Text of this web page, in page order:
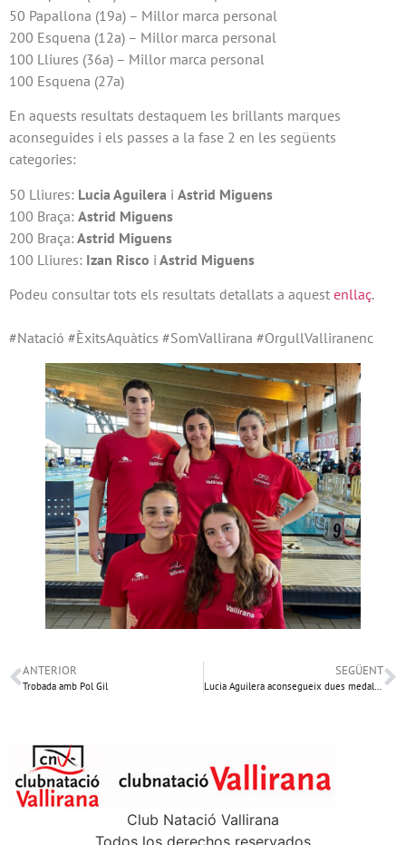
50 Papallona (19a) – Millor marca personal
200 Esquena (12a) – Millor marca personal
100 Lliures (36a) – Millor marca personal
100 Esquena (27a)
En aquests resultats destaquem les brillants marques
aconseguides i els passes a la fase 2 en les següents
categories:
50 Lliures: Lucia Aguilera i Astrid Miguens
100 Braça: Astrid Miguens
200 Braça: Astrid Miguens
100 Lliures: Izan Risco i Astrid Miguens
Podeu consultar tots els resultats detallats a aquest enllaç.
#Natació #ÈxitsAquàtics #SomVallirana #OrgullValliranenc
ANTERIOR
Trobada amb Pol Gil
SEGÜENT
Lucia Aguilera aconsegueix dues medalles de bronze al Campionat de Catalunya
Club Natació Vallirana